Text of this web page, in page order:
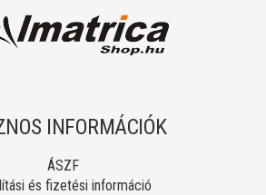
INFORMÁCIÓK
ÁSZF
és fizetési információ